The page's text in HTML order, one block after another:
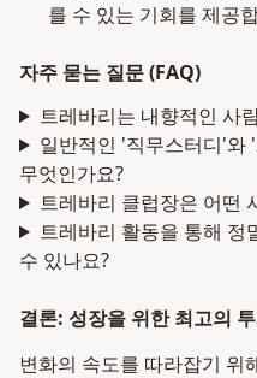
를 수 있는 기회를 제공
자주 묻는 질문 (FAQ)
트레바리는 내향적인 사
일반적인 '직무스터디'와
무엇인가요?
트레바리 클럽장은 어떤
트레바리 활동을 통해 정
수 있나요?
결론: 성장을 위한 최고의
변화의 속도를 따라잡기 위